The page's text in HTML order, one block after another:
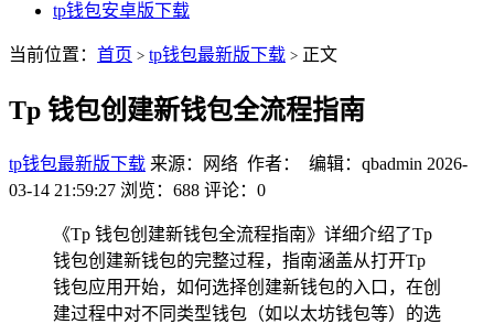
tp钱包安卓版下载
当前位置： 首页 > tp钱包最新版下载 > 正文
Tp 钱包创建新钱包全流程指南
tp钱包最新版下载 来源：网络 作者： 编辑：qbadmin 2026-
03-14 21:59:27 浏览：688 评论：0
《Tp 钱包创建新钱包全流程指南》详细介绍了Tp
钱包创建新钱包的完整过程，指南涵盖从打开Tp
钱包应用开始，如何选择创建新钱包的入口，在创
建过程中对不同类型钱包（如以太坊钱包等）的选